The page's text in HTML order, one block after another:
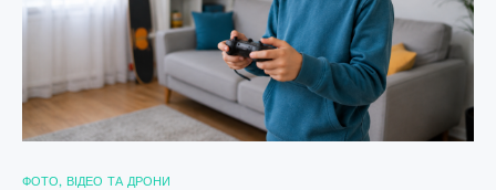
ФОТО, ВІДЕО ТА ДРОНИ